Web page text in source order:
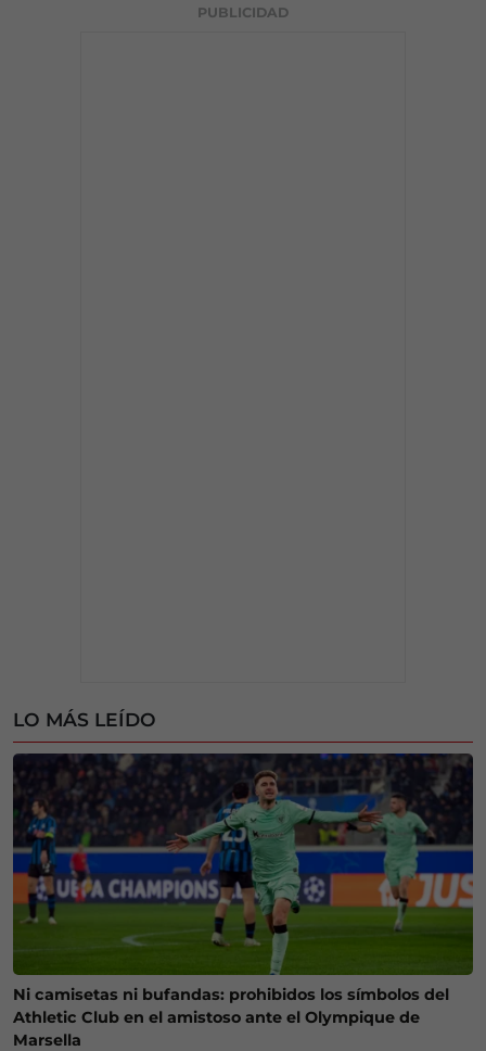
PUBLICIDAD
LO MÁS LEÍDO
Ni camisetas ni bufandas: prohibidos los símbolos del
Athletic Club en el amistoso ante el Olympique de
Marsella